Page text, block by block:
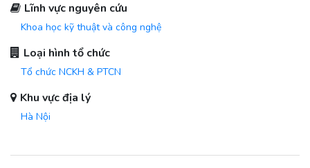
Lĩnh vực nguyên cứu
Khoa học kỹ thuật và công nghệ
Loại hình tổ chức
Tổ chức NCKH & PTCN
Khu vực địa lý
Hà Nội